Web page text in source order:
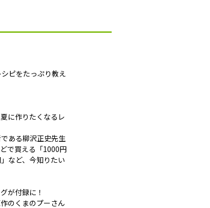
ピをたっぷり教え
に作りたくなるレ
ある柳沢正史先生
で買える「1000円
など、今知りたい
が付録に！
のくまのプーさん